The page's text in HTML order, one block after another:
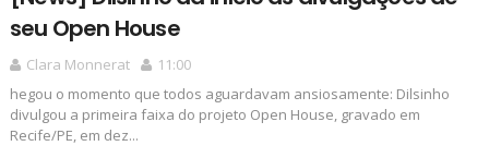
seu Open House
Clara Monnerat
11:00
hegou o momento que todos aguardavam ansiosamente: Dilsinho
divulgou a primeira faixa do projeto Open House, gravado em
Recife/PE, em dez...